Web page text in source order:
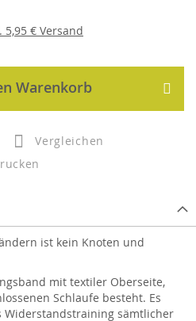
5,95 € Versand
Warenkorb
Vergleichen
ist kein Knoten und
mit textiler Oberseite,
Schlaufe besteht. Es
sämtlicher